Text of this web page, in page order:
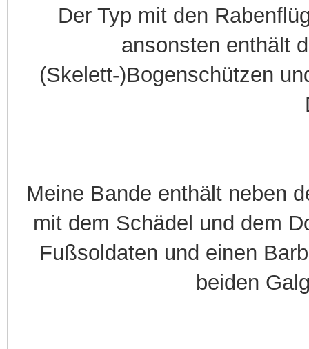
Der Typ mit den
ansonsten enthält
(Skelett-)Bogenschützen
Meine Bande enthält neben
mit dem Schädel und dem
Fußsoldaten und einen
beiden